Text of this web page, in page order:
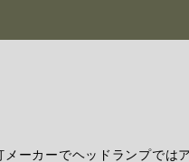
ーカーでヘッドランプで